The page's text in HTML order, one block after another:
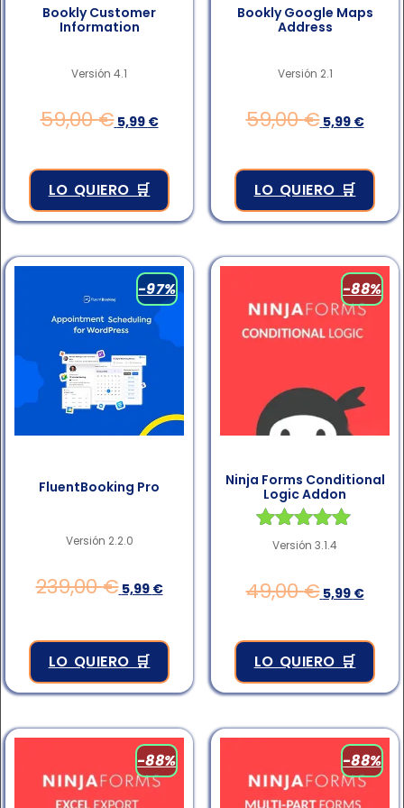
Bookly Customer
Information
Versión 4.1
59,00€ 5,99 €
LO QUIERO 🛒
Bookly Google Maps
Address
Versión 2.1
59,00€ 5,99 €
LO QUIERO 🛒
-97%
FluentBooking Pro
Versión 2.2.0
239,00€ 5,99 €
LO QUIERO 🛒
-88%
Ninja Forms Conditional
Logic Addon
Valorado en
de 5
Versión 3.1.4
49,00€ 5,99 €
LO QUIERO 🛒
-88% -88%